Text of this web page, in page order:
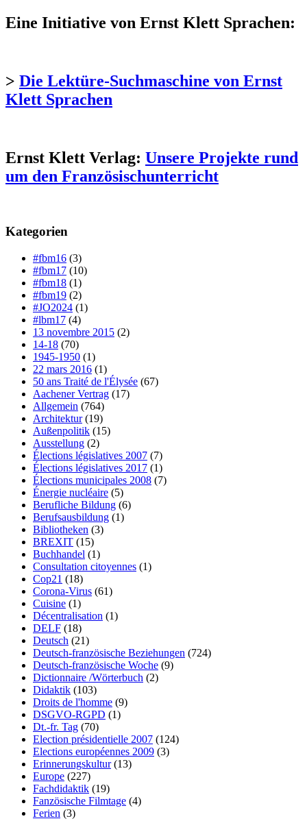
Eine Initiative von Ernst Klett Sprachen:
> Die Lektüre-Suchmaschine von Ernst
Klett Sprachen
Ernst Klett Verlag: Unsere Projekte rund
um den Französischunterricht
Kategorien
#fbm16 (3)
#fbm17 (10)
#fbm18 (1)
#fbm19 (2)
#JO2024 (1)
#lbm17 (4)
13 novembre 2015 (2)
14-18 (70)
1945-1950 (1)
22 mars 2016 (1)
50 ans Traité de l'Élysée (67)
Aachener Vertrag (17)
Allgemein (764)
Architektur(19)
Außenpolitik (15)
Ausstellung (2)
Élections législatives 2007 (7)
Élections législatives 2017 (1)
Élections municipales 2008 (7)
Énergie nucléaire (5)
Berufliche Bildung (6)
Berufsausbildung (1)
Bibliotheken (3)
BREXIT (15)
Buchhandel (1)
Consultation citoyennes (1)
Cop21 (18)
Corona-Virus (61)
Cuisine (1)
Décentralisation (1)
DELF (18)
Deutsch (21)
Deutsch-französische Beziehungen (724)
Deutsch-französische Woche (9)
Dictionnaire /Wörterbuch (2)
Didaktik (103)
Droits de l'homme (9)
DSGVO-RGPD (1)
Dt.-fr. Tag (70)
Election présidentielle 2007 (124)
Elections européennes 2009 (3)
Erinnerungskultur(13)
Europe (227)
Fachdidaktik (19)
Fanzösische Filmtage (4)
Ferien (3)